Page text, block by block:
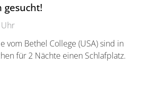
gesucht!
vom Bethel College (USA) sind in
für 2 Nächte einen Schlafplatz.